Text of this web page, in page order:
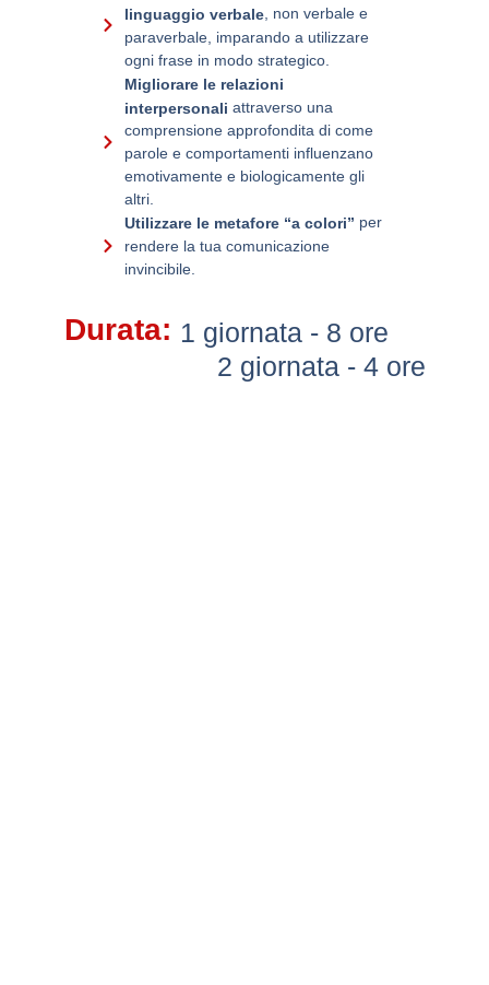
linguaggio verbale , non verbale e
paraverbale, imparando a utilizzare
ogni frase in modo strategico.
Migliorare le relazioni
interpersonali attraverso una
comprensione approfondita di come
parole e comportamenti influenzano
emotivamente e biologicamente gli
altri.
Utilizzare le metafore “a colori” per
rendere la tua comunicazione
invincibile.
Durata: 1 giornata - 8 ore
2 giornata - 4 ore